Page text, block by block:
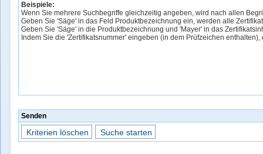
Beispiele:
Wenn Sie mehrere Suchbegriffe gleichzeitig angeben, wird nach allen
Geben Sie 'Säge' in das Feld Produktbezeichnung ein, werden alle
Geben Sie 'Säge' in die Produktbezeichnung und 'Mayer' in das
Indem Sie die 'Zertifikatsnummer' eingeben (in dem Prüfzeichen
Senden
Kriterien löschen Suche starten